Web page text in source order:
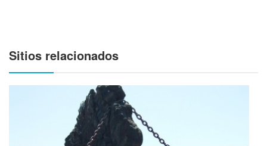
Sitios relacionados